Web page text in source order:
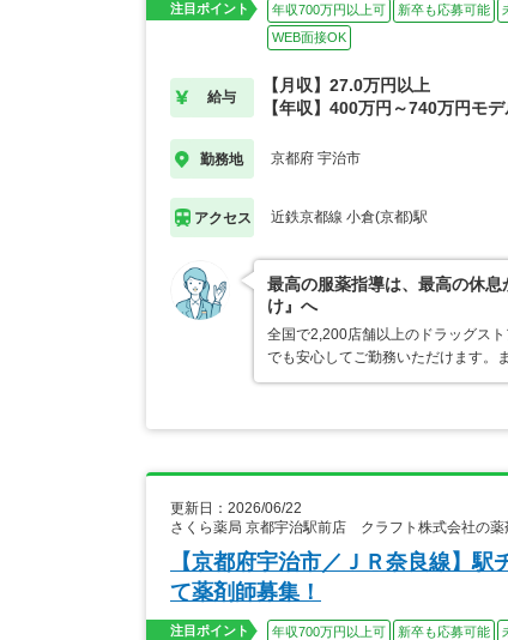
注目ポイント 年収700万円以上可 新卒も応募可能
WEB面接OK
給与
【月収】27.0万円以上
【年収】400万円～740万円モデ
勤務地 京都府 宇治市
アクセス 近鉄京都線 小倉(京都)駅
最高の服薬指導は、最高の休
け』へ
全国で2,200店舗以上のドラッグス
でも安心してご勤務いただけます。
更新日：2026/06/22
さくら薬局 京都宇治駅前店 クラフト株式会社の薬
【京都府宇治市／ＪＲ奈良線】
て薬剤師募集！
注目ポイント 年収700万円以上可 新卒も応募可能